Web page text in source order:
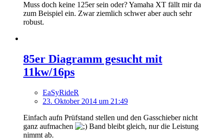
Muss doch keine 125er sein oder? Yamaha XT fällt mir da
zum Beispiel ein. Zwar ziemlich schwer aber auch sehr
robust.
85er Diagramm gesucht mit
11kw/16ps
EaSyRideR
23. Oktober 2014 um 21:49
Einfach aufn Prüfstand stellen und den Gasschieber nicht
ganz aufmachen
Band bleibt gleich, nur die Leistung
nimmt ab.